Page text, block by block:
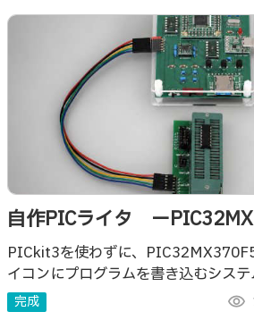
自作PICライタ ー
いてPICマイコンに書き込む
PICkit3を使わずに、
イコンにプログラムを書き込むシステ
ご紹介します。
完成 visibility